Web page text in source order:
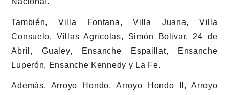
También, Villa Fontana, Villa Juana, Villa
Consuelo, Villas Agrícolas, Simón Bolívar, 24 de
Abril, Gualey, Ensanche Espaillat, Ensanche
Luperón, Ensanche Kennedy y La Fe.
Además, Arroyo Hondo, Arroyo Hondo II, Arroyo